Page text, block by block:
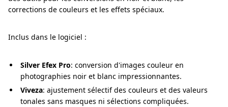
corrections de couleurs et les effets spéciaux.
Inclus dans le logiciel :
Silver Efex Pro: conversion d'images couleur en
photographies noir et blanc impressionnantes.
Viveza: ajustement sélectif des couleurs et des valeurs
tonales sans masques ni sélections compliquées.